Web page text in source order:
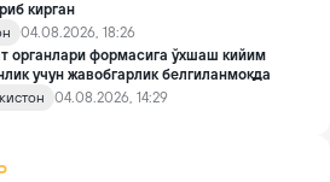
инклюзив таълим соҳасида қатор
этилади.
кирган
04.08.2026, 18:26
органлари формасига ўхшаш кийим
учун жавобгарлик белгиланмоқда
04.08.2026, 14:29